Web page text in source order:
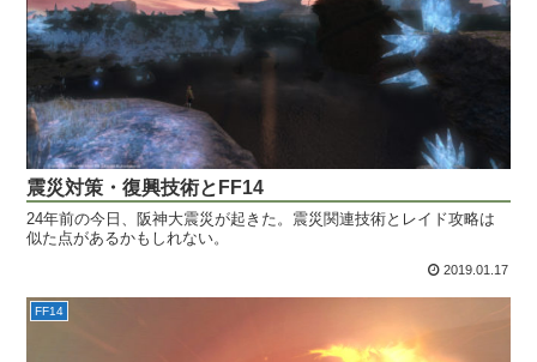
震災対策・復興技術とFF14
24年前の今日、阪神大震災が起きた。震災関連技術とレイド攻略は
似た点があるかもしれない。
2019.01.17
FF14